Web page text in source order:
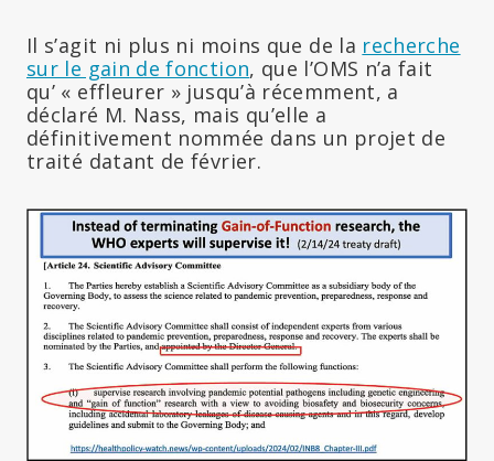
Il s’agit ni plus ni moins que de la recherche
sur le gain de fonction, que l’OMS n’a fait
qu’ « effleurer » jusqu’à récemment, a
déclaré M. Nass, mais qu’elle a
définitivement nommée dans un projet de
traité datant de février.